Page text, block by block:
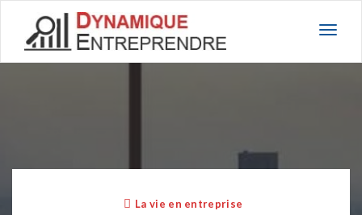
La vie en entreprise